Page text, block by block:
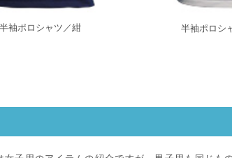
袖ポロシャツ／紺 半袖ポロシ